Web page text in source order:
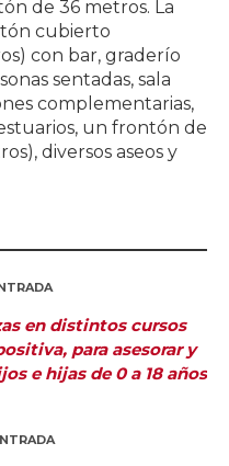
de 36 metros. La
cubierto
con bar, graderío
sentadas, sala
complementarias,
un frontón de
diversos aseos y
en distintos cursos
para asesorar y
e hijas de 0 a 18 años